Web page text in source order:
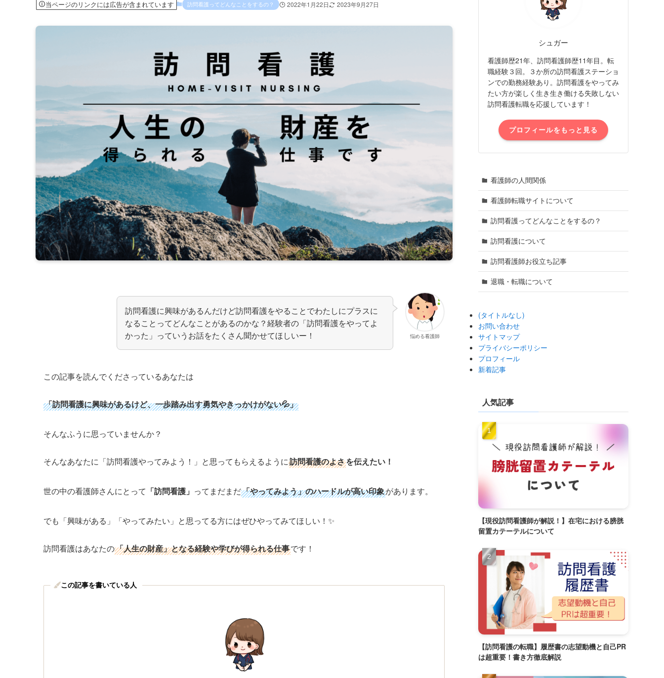
当ページのリンクには広告が含まれています 訪問看護ってどんなことをするの？ 2022年1月22日 2023年9月27日
悩める看護師
訪問看護に興味があるんだけど訪問看護をやることでわたしにプラスに
なることってどんなことがあるのかな？経験者の「訪問看護をやってよ
かった」っていうお話をたくさん聞かせてほしいー！
この記事を読んでくださっているあなたは
「訪問看護に興味があるけど、一歩踏み出す勇気やきっかけがない💦」
そんなふうに思っていませんか？
そんなあなたに「訪問看護やってみよう！」と思ってもらえるように訪問看護のよさを伝えたい！
世の中の看護師さんにとって 「訪問看護」 ってまだまだ「やってみよう」のハードルが高い印象があります。
でも「興味がある」「やってみたい」と思ってる方にはぜひやってみてほしい！✨
訪問看護はあなたの「人生の財産」となる経験や学びが得られる仕事です！
この記事を書いている人
シュガー
看護師歴21年、訪問看護師歴11年目。転
職経験３回。３か所の訪問看護ステーショ
ンでの勤務経験あり。訪問看護をやってみ
たい方が楽しく生き生き働ける失敗しない
訪問看護転職を応援しています！
プロフィールをもっと見る
看護師の人間関係
看護師転職サイトについて
訪問看護ってどんなことをするの？
訪問看護について
訪問看護師お役立ち記事
退職・転職について
(タイトルなし)
お問い合わせ
サイトマップ
プライバシーポリシー
プロフィール
新着記事
人気記事
【現役訪問看護師が解説！】在宅における膀胱
留置カテーテルについて
【訪問看護の転職】履歴書の志望動機と自己PR
は超重要！書き方徹底解説